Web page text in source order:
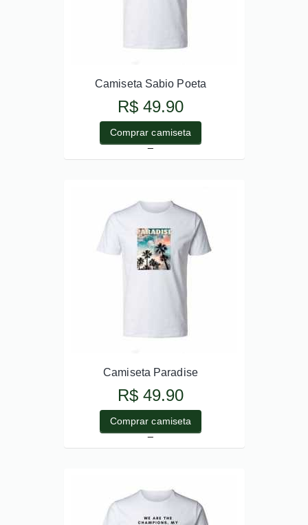
Camiseta Sabio Poeta
R$ 49.90
Comprar camiseta
_
Camiseta Paradise
R$ 49.90
Comprar camiseta
_